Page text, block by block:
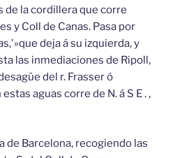
de la cordillera que corre
y Coll de Canas. Pasa por
deja á su izquierda, y
las inmediaciones de Ripoll,
del r. Frasser ó
aguas corre de N. á S E . ,
de Barcelona, recogiendo las